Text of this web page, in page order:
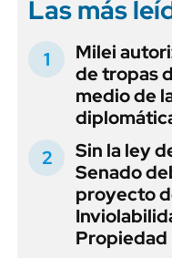
Las más
Milei
de tropas
medio de
Sin la ley
Senado
proyecto
Propiedad